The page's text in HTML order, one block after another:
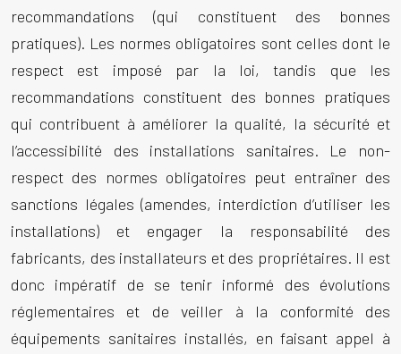
recommandations (qui constituent des bonnes
pratiques). Les normes obligatoires sont celles dont le
respect est imposé par la loi, tandis que les
recommandations constituent des bonnes pratiques
qui contribuent à améliorer la qualité, la sécurité et
l’accessibilité des installations sanitaires. Le non-
respect des normes obligatoires peut entraîner des
sanctions légales (amendes, interdiction d’utiliser les
installations) et engager la responsabilité des
fabricants, des installateurs et des propriétaires. Il est
donc impératif de se tenir informé des évolutions
réglementaires et de veiller à la conformité des
équipements sanitaires installés, en faisant appel à